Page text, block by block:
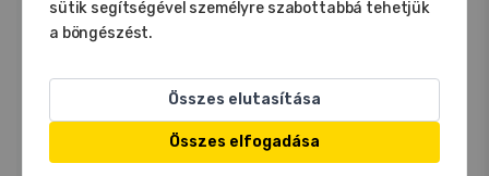
20W, powerbank
Készleten
sütik segítségével személyre szabottabbá tehetjük
a böngészést.
Összes elutasítása
Összes elfogadása